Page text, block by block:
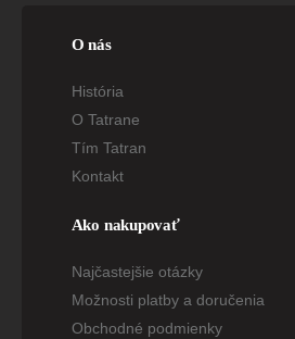
O nás
História
O Tatrane
Tím Tatran
Kontakt
Ako nakupovať
Najčastejšie otázky
Možnosti platby a doručenia
Obchodné podmienky